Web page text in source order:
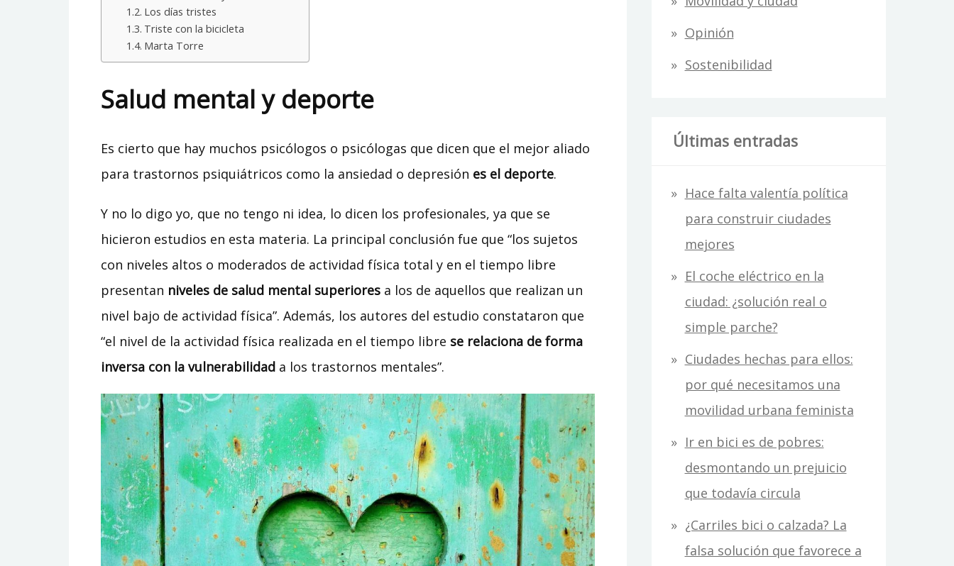
Los días tristes
Triste con la bicicleta
Marta Torre
Salud mental y deporte
Es cierto que hay muchos psicólogos o psicólogas que dicen que el mejor aliado
para trastornos psiquiátricos como la ansiedad o depresión es el deporte.
Y no lo digo yo, que no tengo ni idea, lo dicen los profesionales, ya que se
hicieron estudios en esta materia. La principal conclusión fue que “los sujetos
con niveles altos o moderados de actividad física total y en el tiempo libre
presentan niveles de salud mental superioresa los de aquellos que realizan un
nivel bajo de actividad física”. Además, los autores del estudio constataron que
“el nivel de la actividad física realizada en el tiempo libre se relaciona de forma
inversa con la vulnerabilidada los trastornos mentales”.
Opinión
Sostenibilidad
Últimas entradas
Hace falta valentía política
para construir ciudades
mejores
El coche eléctrico en la
ciudad: ¿solución real o
simple parche?
Ciudades hechas para ellos:
por qué necesitamos una
movilidad urbana feminista
Ir en bici es de pobres:
desmontando un prejuicio
que todavía circula
¿Carriles bici o calzada? La
falsa solución que favorece a